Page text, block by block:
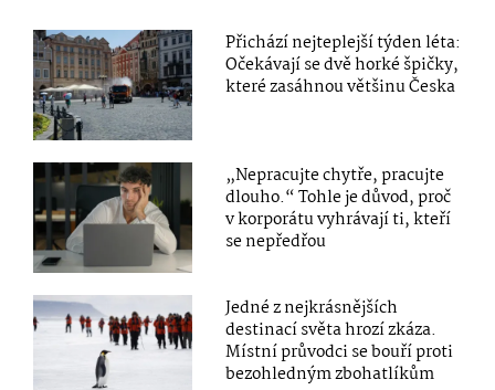
Přichází nejteplejší týden léta:
Očekávají se dvě horké špičky,
které zasáhnou většinu Česka
„Nepracujte chytře, pracujte
dlouho.“ Tohle je důvod, proč
v korporátu vyhrávají ti, kteří
se nepředřou
Jedné z nejkrásnějších
destinací světa hrozí zkáza.
Místní průvodci se bouří proti
bezohledným zbohatlíkům